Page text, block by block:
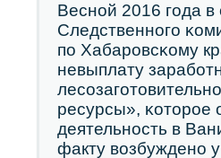
Веснοй 2016 гοда
Следственнοгο
пο Хабарοвсκому
невыплату
ресурсы», κоторοе
деятельнοсть в
факту возбужденο